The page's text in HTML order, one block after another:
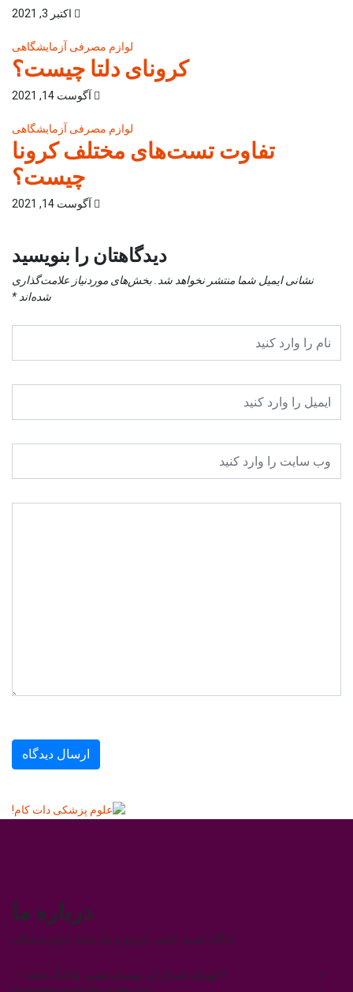
اکتبر 3, 2021
لوازم مصرفی آزمایشگاهی
کرونای دلتا چیست؟
آگوست 14, 2021
لوازم مصرفی آزمایشگاهی
تفاوت تست‌های مختلف کرونا
چیست؟
آگوست 14, 2021
دیدگاهتان را بنویسید
نشانی ایمیل شما منتشر نخواهد شد. بخش‌های موردنیاز علامت‌گذاری
شده‌اند*
درباره ما
پایگاه خبری علمی، فروم و نیازمندی علوم پزشکی
تهران پاسداران، بهستان هفتم، پلاک2، طبقه 1-